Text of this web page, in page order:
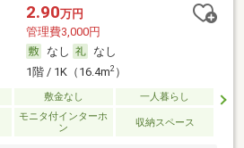
2.90万円
管理費3,000円
なし
なし
1階 / 1K（16.4m2）
敷金なし 一人暮らし
モニタ付インターホ
ン
収納スペース